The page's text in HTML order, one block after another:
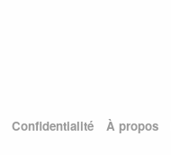
Confidentialité À propos